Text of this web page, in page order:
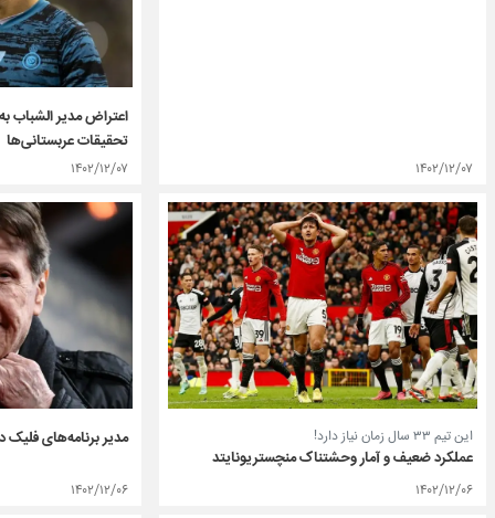
۱۴۰۲/۱۲/۰۷
اعتراض مدیر الشباب
تحقیقات عربستانی‌ها
۱۴۰۲/۱۲/۰۷
این تیم ۳۳ سال زمان نیاز دارد!
عملکرد ضعیف و آمار وحشتناک منچستریونایتد
۱۴۰۲/۱۲/۰۶
مدیر برنامه‌های فلیک
۱۴۰۲/۱۲/۰۶